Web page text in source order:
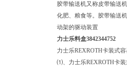
胶带输送机又称皮带输送
化肥、粮食等。胶带输送
动架的驱动装置
力士乐料盒3842344752
力士乐REXROTH卡装式
⑴、力士乐REXROTH卡装